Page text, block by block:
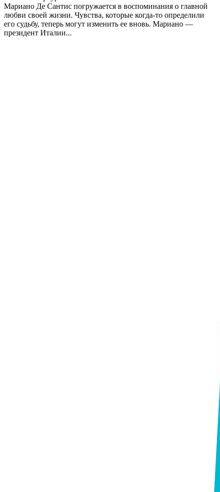
Мариано Де Сантис погружается в воспоминания о главной
любви своей жизни. Чувства, которые когда-то определили
его судьбу, теперь могут изменить ее вновь. Мариано —
президент Италии...